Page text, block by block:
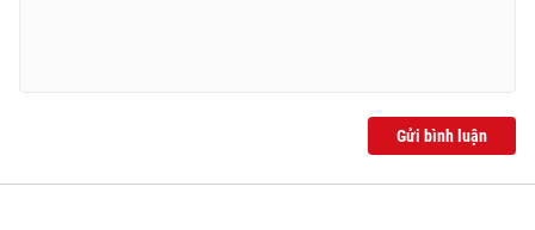
Gửi bình luận